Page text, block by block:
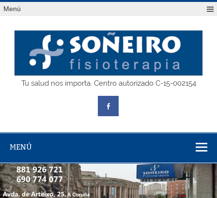
Saltar
alMenú
SOÑEIRO
Tu salud nos importa. Centro autorizado C-15-002154
MENÚ